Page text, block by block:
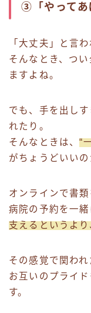
③「やってあ
「大丈夫」と言
そんなとき、つ
ますよね。
でも、手を出し
れたり。
そんなときは、“
がちょうどいいの
オンラインで書類
病院の予約を一緒
支えるというより
その感覚で関われ
お互いのプライ
す。